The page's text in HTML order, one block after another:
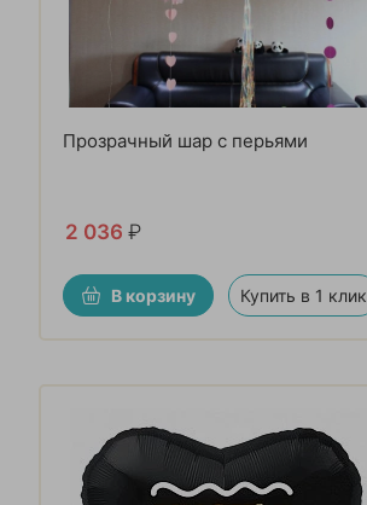
Прозрачный шар с перьями
2 036 ₽
В корзину Купить в 1 клик